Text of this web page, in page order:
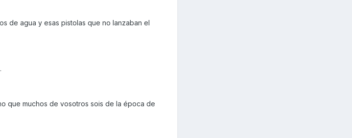
de agua y esas pistolas que no lanzaban el
que muchos de vosotros sois de la época de